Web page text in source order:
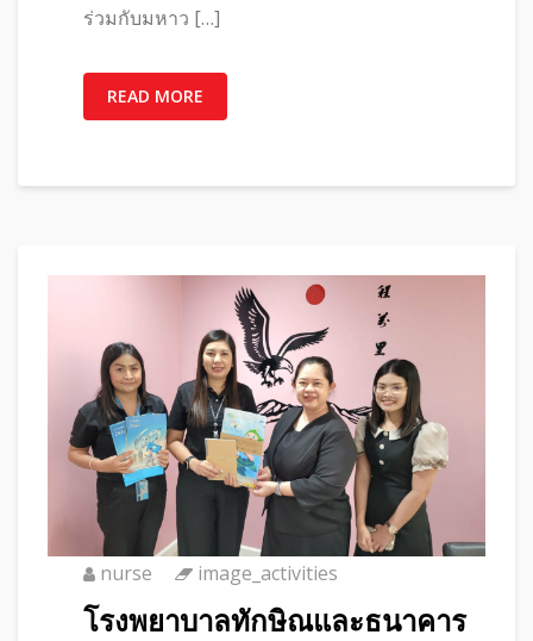
ร่วมกับมหาว […]
READ MORE
nurse image_activities
โรงพยาบาลทักษิณและธนาคาร